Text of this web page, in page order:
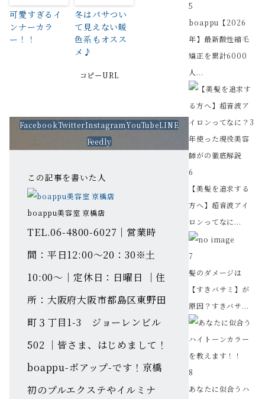
可愛すぎるイ
ンナーカラ
ー！！
冬はパサつい
て見えない暖
色系もオスス
メ♪
コピーURL
FacebookTwitterInstagramYouTubeLINE
Feedly
この記事を書いた人
boappu美容室 京橋店
TEL.06-4800-6027｜営業時
間：平日12:00～20：30※土
10:00～｜定休日：日曜日 ｜住
所：大阪府大阪市都島区東野田
町３丁目1-3 ジョーレンビル
502 ｜皆さま、はじめまして！
boappu-ボアップ-です！京橋
初のプルエクステやイルミナ
5
boappu【2026
年】最新酸性縮毛
矯正を累計6000
人...
6
【美髪を追求する
方へ】超音波アイ
ロンってなに...
7
髪のダメージは
【すきバサミ】が
原因？すきバサ...
8
あなたに似合うハ